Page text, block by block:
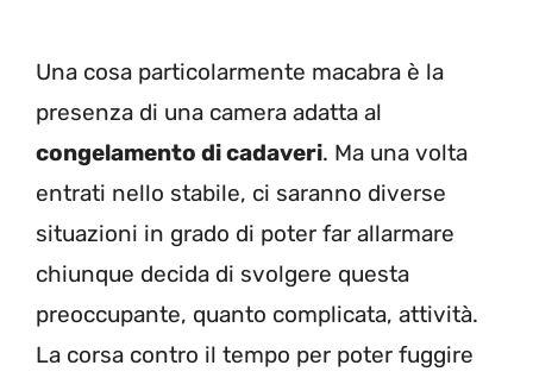
Una cosa particolarmente macabra è la
presenza di una camera adatta al
congelamento di cadaveri. Ma una volta
entrati nello stabile, ci saranno diverse
situazioni in grado di poter far allarmare
chiunque decida di svolgere questa
preoccupante, quanto complicata, attività.
La corsa contro il tempo per poter fuggire